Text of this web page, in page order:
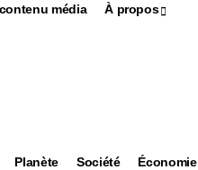
média À propos
Planète Société Économie